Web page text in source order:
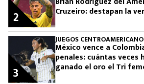
Cruzeiro: destapan la
2
JUEGOS
México vence a
penales: cuántas veces
ganado el oro el Tri
3